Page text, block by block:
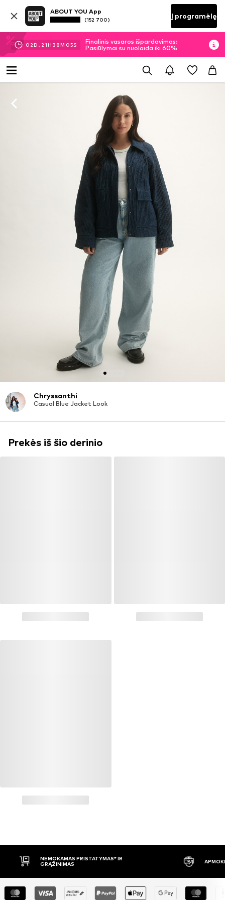
ABOUT YOU App
(152 700) Į programėlę
02D. 21H 38M 05S
Finalinis vasaros išpardavimas:
Pasiūlymai su nuolaida iki 60%
Chryssanthi
Casual Blue Jacket Look
Prekės iš šio derinio
NEMOKAMAS PRISTATYMAS* IR
GRĄŽINIMAS